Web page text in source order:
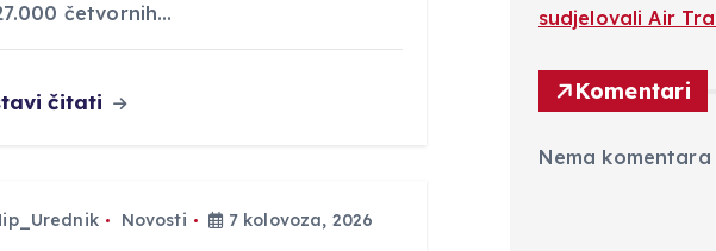
četvornih…
čitati
Novosti 7 kolovoza, 2026
sudjelovali Air
Komentari
Nema komentara